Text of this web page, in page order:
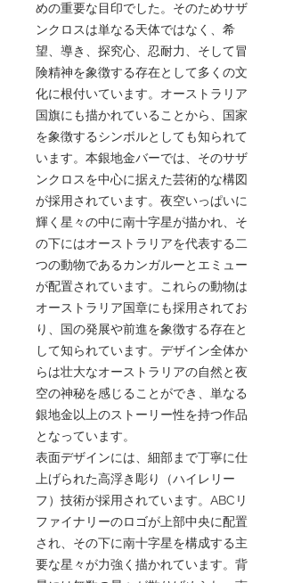
めの重要な目印でした。そのためサザ
ンクロスは単なる天体ではなく、希
望、導き、探究心、忍耐力、そして冒
険精神を象徴する存在として多くの文
化に根付いています。オーストラリア
国旗にも描かれていることから、国家
を象徴するシンボルとしても知られて
います。本銀地金バーでは、そのサザ
ンクロスを中心に据えた芸術的な構図
が採用されています。夜空いっぱいに
輝く星々の中に南十字星が描かれ、そ
の下にはオーストラリアを代表する二
つの動物であるカンガルーとエミュー
が配置されています。これらの動物は
オーストラリア国章にも採用されてお
り、国の発展や前進を象徴する存在と
して知られています。デザイン全体か
らは壮大なオーストラリアの自然と夜
空の神秘を感じることができ、単なる
銀地金以上のストーリー性を持つ作品
となっています。
表面デザインには、細部まで丁寧に仕
上げられた高浮き彫り（ハイレリー
フ）技術が採用されています。ABCリ
ファイナリーのロゴが上部中央に配置
され、その下に南十字星を構成する主
要な星々が力強く描かれています。背